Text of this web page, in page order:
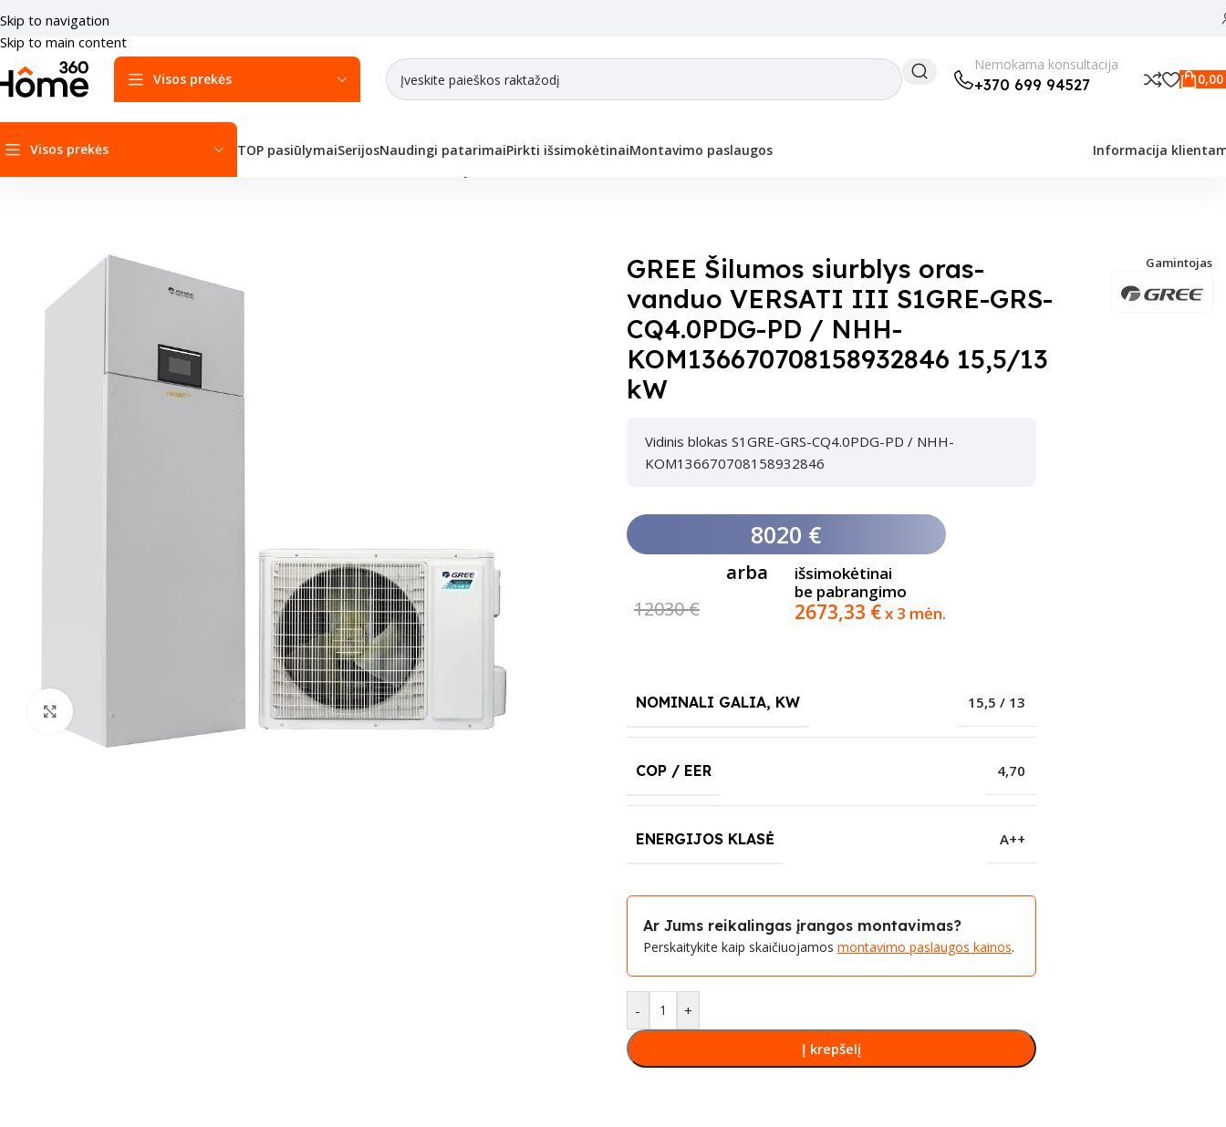
Skip to navigation
Skip to main content
Visos prekės
Nemokama konsultacija
+370 699 94527 0,00
Visos prekės TOP pasiūlymaiSerijosNaudingi patarimaiPirkti išsimokėtinaiMontavimo paslaugos Informacija
Paspauskite čia, kad padidinti
GREE Šilumos siurblys oras-
vanduo VERSATI III S1GRE-GRS-
CQ4.0PDG-PD / NHH-
KOM136670708158932846 15,5/13
kW
Gamintojas
Vidinis blokas S1GRE-GRS-CQ4.0PDG-PD / NHH-
KOM136670708158932846
8020 €
12030 €
arba
išsimokėtinai
be pabrangimo
2673,33 €x 3 mėn.
NOMINALI GALIA, KW 15,5 / 13
COP / EER 4,70
ENERGIJOS KLASĖ A++
Ar Jums reikalingas įrangos montavimas?
Perskaitykite kaip skaičiuojamos montavimo paslaugos kainos.
- +
Į krepšelį